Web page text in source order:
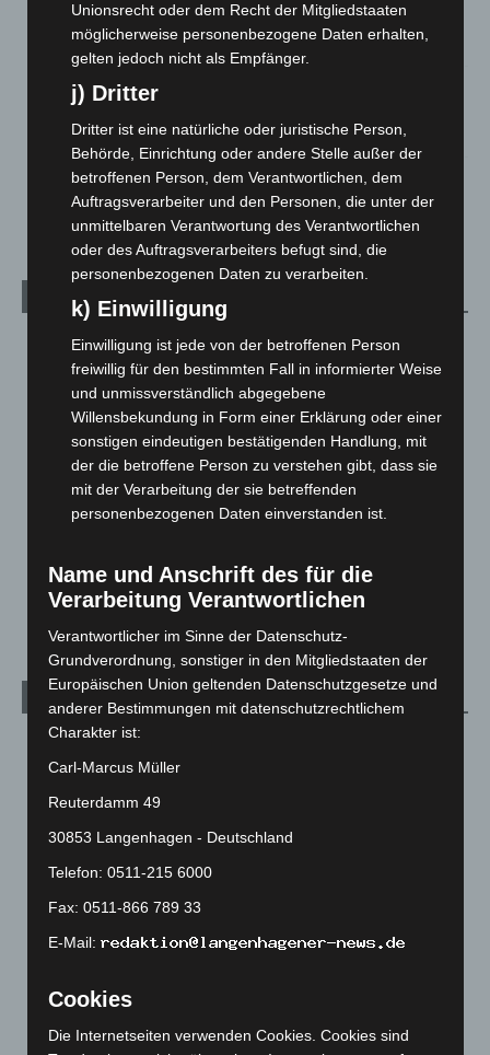
Celle: Mensch stirbt bei Bagger-Unfall auf Baustelle
5. August 2026
Gasleitung bei McDonald’s-Umbau in Langenhagen
beschädigt
5. August 2026
Anklage nach Abschaltung von „Archetyp Market“ erhoben
3. August 2026
Kategorien
Blaulicht
Corona-News
712
Hannover und Region
5.037
Langenhagen und Ortsteile
3.250
Leserbriefe
Menschen
Veranstaltungen
Welt
August 2026(12)
Juli 2026(73)
Juni 2026(139)
Mai 2026(99)
April 2026(99)
März 2026(115)
Februar 2026(109)
Dezember 2025
November 2025(114)
Unionsrecht oder dem Recht der Mitgliedstaaten
möglicherweise personenbezogene Daten erhalten,
gelten jedoch nicht als Empfänger.
j) Dritter
Dritter ist eine natürliche oder juristische Person,
Behörde, Einrichtung oder andere Stelle außer der
betroffenen Person, dem Verantwortlichen, dem
Auftragsverarbeiter und den Personen, die unter der
unmittelbaren Verantwortung des Verantwortlichen
oder des Auftragsverarbeiters befugt sind, die
personenbezogenen Daten zu verarbeiten.
k) Einwilligung
Einwilligung ist jede von der betroffenen Person
freiwillig für den bestimmten Fall in informierter Weise
und unmissverständlich abgegebene
Willensbekundung in Form einer Erklärung oder einer
sonstigen eindeutigen bestätigenden Handlung, mit
der die betroffene Person zu verstehen gibt, dass sie
mit der Verarbeitung der sie betreffenden
personenbezogenen Daten einverstanden ist.
Name und Anschrift des für die
Verarbeitung Verantwortlichen
Verantwortlicher im Sinne der Datenschutz-
Grundverordnung, sonstiger in den Mitgliedstaaten der
Europäischen Union geltenden Datenschutzgesetze und
anderer Bestimmungen mit datenschutzrechtlichem
Charakter ist:
Carl-Marcus Müller
Reuterdamm 49
30853 Langenhagen - Deutschland
Telefon: 0511-215 6000
Fax: 0511-866 789 33
E-Mail:
Cookies
Die Internetseiten verwenden Cookies. Cookies sind